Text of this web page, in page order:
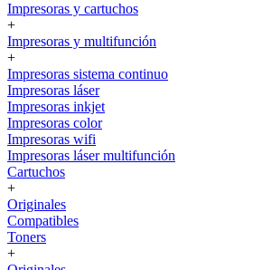
Impresoras y cartuchos
+
Impresoras y multifunción
+
Impresoras sistema continuo
Impresoras láser
Impresoras inkjet
Impresoras color
Impresoras wifi
Impresoras láser multifunción
Cartuchos
+
Originales
Compatibles
Toners
+